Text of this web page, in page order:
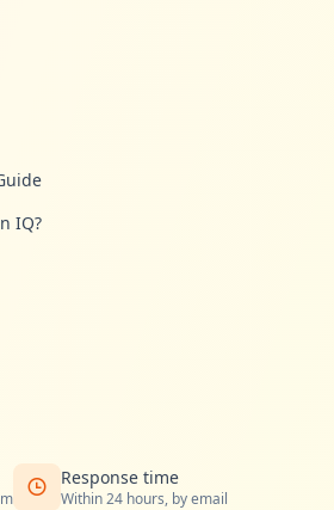
IQ?
Response time
Within 24 hours, by email